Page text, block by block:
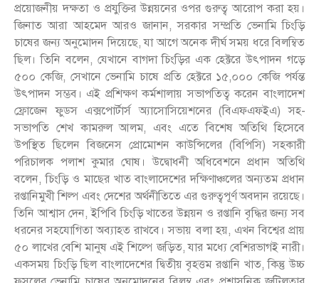
প্রয়োজনীয় দক্ষতা ও প্রযুক্তির উন্নয়নের ওপর গুরুত্ব আরোপ করা হয়।
জিনাত আরা আহমেদ আরও জানান, সরকার সম্প্রতি ভেনামি চিংড়ি
চাষের জন্য অনুমোদন দিয়েছে, যা আগে অনেক দীর্ঘ সময় ধরে বিলম্বিত
ছিল। তিনি বলেন, যেখানে বাগদা চিংড়ির এক হেক্টরে উৎপাদন গড়ে
৫০০ কেজি, সেখানে ভেনামি চাষে প্রতি হেক্টরে ১৫,০০০ কেজি পর্যন্ত
উৎপাদন সম্ভব। এই প্রশিক্ষণ কর্মশালায় সভাপতিত্ব করেন বাংলাদেশ
ফ্রোজেন ফুডস এক্সপোর্টার্স অ্যাসোসিয়েশনের (বিএফএফইএ) সহ-
সভাপতি শেখ কামরুল আলম, এবং এতে বিশেষ অতিথি হিসেবে
উপস্থিত ছিলেন বিজনেস প্রোমোশন কাউন্সিলের (বিপিসি) সহকারী
পরিচালক পলাশ কুমার ঘোষ। উদ্বোধনী অধিবেশনে প্রধান অতিথি
বলেন, চিংড়ি ও মাছের খাত বাংলাদেশের দক্ষিণাঞ্চলের অন্যতম প্রধান
রপ্তানিমুখী শিল্প এবং দেশের অর্থনীতিতে এর গুরুত্বপূর্ণ অবদান রয়েছে।
তিনি আশ্বাস দেন, ইপিবি চিংড়ি খাতের উন্নয়ন ও রপ্তানি বৃদ্ধির জন্য সব
ধরনের সহযোগিতা অব্যাহত রাখবে। সভায় বলা হয়, এখন বিশ্বের প্রায়
৫০ লাখের বেশি মানুষ এই শিল্পে জড়িত, যার মধ্যে বেশিরভাগই নারী।
একসময় চিংড়ি ছিল বাংলাদেশের দ্বিতীয় বৃহত্তম রপ্তানি খাত, কিন্তু উচ্চ